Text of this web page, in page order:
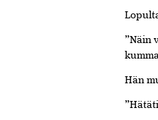
”Näin
Hän